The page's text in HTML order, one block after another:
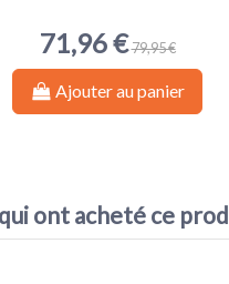
71,96 €79,95 €
Ajouter au panier
ont acheté ce